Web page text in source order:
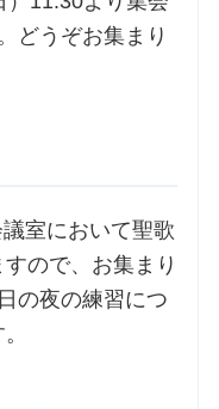
どうぞお集まり
室において聖歌
ので、お集まり
の夜の練習につ